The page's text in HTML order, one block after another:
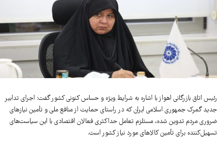
رئیس اتاق بازرگانی اهواز با اشاره به شرایط ویژه و حساس کنونی کشور گفت: اجرای تدابیر
جدید گمرک جمهوری اسلامی ایران که در راستای حمایت از منافع ملی و تأمین نیازهای
ضروری مردم تدوین شده، مستلزم تعامل حداکثری فعالان اقتصادی با این سیاست‌های
تسهیل‌کننده برای تأمین کالاهای مورد نیاز کشور است.